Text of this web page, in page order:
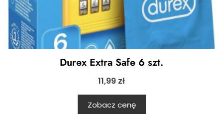
Durex Extra Safe 6 szt.
11,99 zł
Zobacz cenę